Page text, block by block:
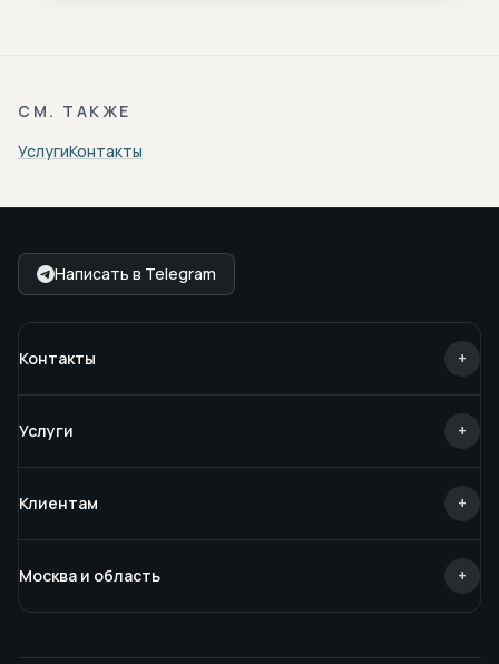
СМ. ТАКЖЕ
УслугиКонтакты
Написать в Telegram
Контакты +
Услуги +
Клиентам +
Москва и область +